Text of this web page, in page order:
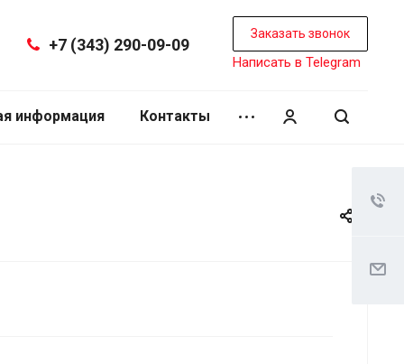
+7 (343) 290-09-09
Заказать звонок
Написать в Telegram
информация Контакты